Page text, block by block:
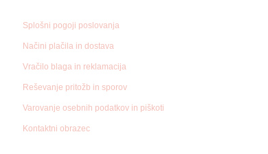
Splošni pogoji poslovanja
Načini plačila in dostava
Vračilo blaga in reklamacija
Reševanje pritožb in sporov
Varovanje osebnih podatkov in piškoti
Kontaktni obrazec